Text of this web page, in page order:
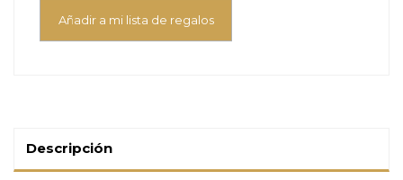
Añadir a mi lista de regalos
Descripción